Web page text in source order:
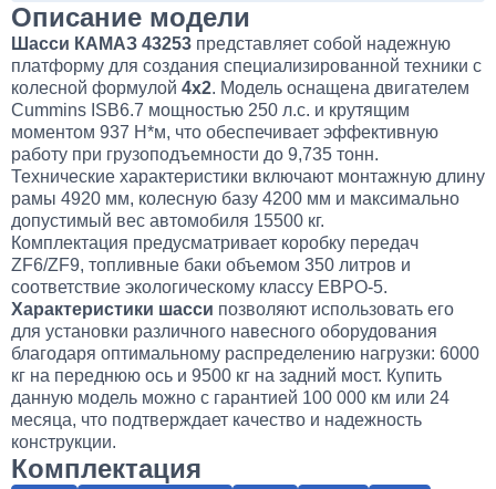
Описание модели
Шасси КАМАЗ 43253 представляет собой надежную
платформу для создания специализированной техники с
колесной формулой 4х2. Модель оснащена двигателем
Cummins ISB6.7 мощностью 250 л.с. и крутящим
моментом 937 Н*м, что обеспечивает эффективную
работу при грузоподъемности до 9,735 тонн.
Технические характеристики включают монтажную длину
рамы 4920 мм, колесную базу 4200 мм и максимально
допустимый вес автомобиля 15500 кг.
Комплектация предусматривает коробку передач
ZF6/ZF9, топливные баки объемом 350 литров и
соответствие экологическому классу ЕВРО-5.
Характеристики шасси позволяют использовать его
для установки различного навесного оборудования
благодаря оптимальному распределению нагрузки: 6000
кг на переднюю ось и 9500 кг на задний мост. Купить
данную модель можно с гарантией 100 000 км или 24
месяца, что подтверждает качество и надежность
конструкции.
Комплектация